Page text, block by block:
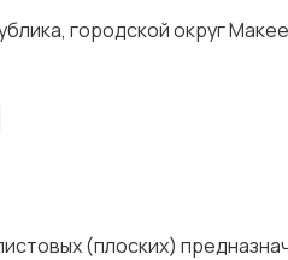
городской округ
(плоских)